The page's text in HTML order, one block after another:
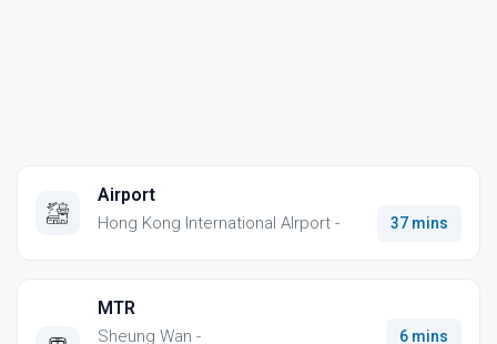
Airport
Hong Kong International AIrport - 37 mins
MTR
Sheung Wan - 6 mins